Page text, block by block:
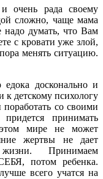
очень рада своему
сложно, чаще мама
надо думать, что Вам
с кровати уже злой,
менять ситуацию.
досконально и
детскому психологу
со своими
принимать
мире не может
жертвы не дает
Принимаем
потом ребенка.
всего учатся на